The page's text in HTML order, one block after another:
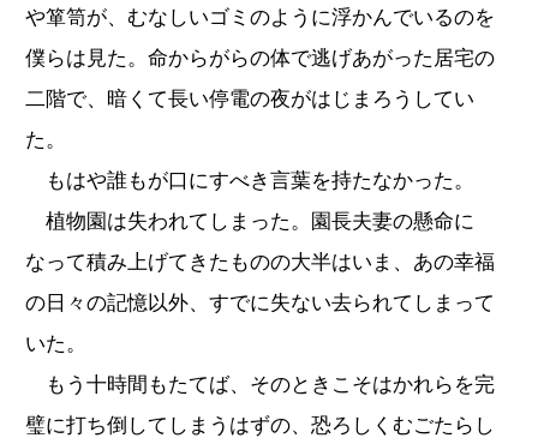
や箪笥が、むなしいゴミのように浮かんでいるのを
僕らは見た。命からがらの体で逃げあがった居宅の
二階で、暗くて長い停電の夜がはじまろうしてい
た。
もはや誰もが口にすべき言葉を持たなかった。
植物園は失われてしまった。園長夫妻の懸命に
なって積み上げてきたものの大半はいま、あの幸福
の日々の記憶以外、すでに失ない去られてしまって
いた。
もう十時間もたてば、そのときこそはかれらを完
璧に打ち倒してしまうはずの、恐ろしくむごたらし